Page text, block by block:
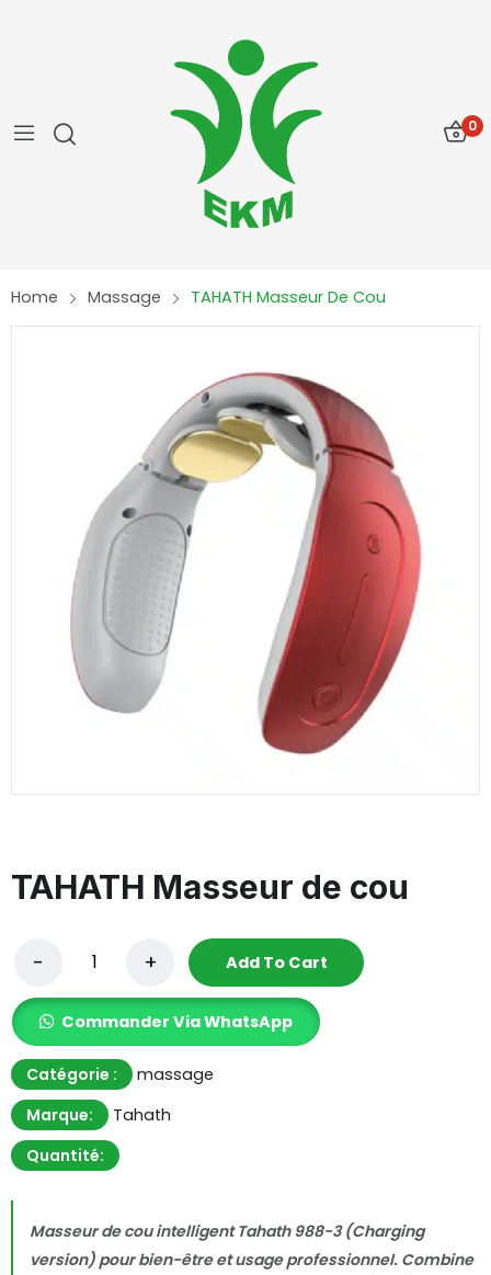
0
Home Massage TAHATH Masseur De Cou
TAHATH Masseur de cou
Add To Cart
Commander Via WhatsApp
Catégorie :
massage
Marque:
Tahath
Quantité:
Masseur de cou intelligent Tahath 988-3 (Charging
version) pour bien-être et usage professionnel. Combine